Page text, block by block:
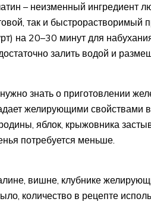
– неизменный ингредиент
так и быстрорастворимый
на 20–30 минут для
залить водой и
знать о приготовлении
желирующими свойствами
яблок, крыжовника
потребуется меньше.
вишне, клубнике
количество в рецепте